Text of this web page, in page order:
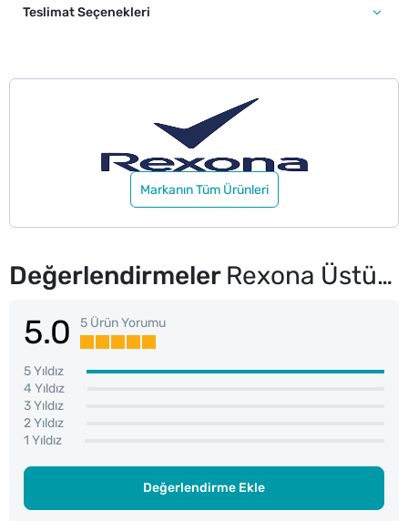
Teslimat Seçenekleri
Markanın Tüm Ürünleri
Değerlendirmeler Rexona Üstün Koruma Erkek Roll On Deodorant Invisible 72 Saat Kesintisiz Koruma 50 ml
5.0 5 Ürün Yorumu
5 Yıldız
4 Yıldız
3 Yıldız
2 Yıldız
1 Yıldız
Değerlendirme Ekle